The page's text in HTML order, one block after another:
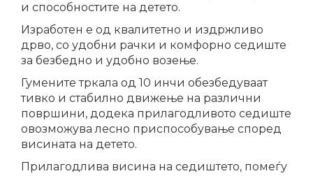
и способностите на детето.
Изработен е од квалитетно и издржливо
дрво, со удобни рачки и комфорно седиште
за безбедно и удобно возење.
Гумените тркала од 10 инчи обезбедуваат
тивко и стабилно движење на различни
површини, додека прилагодливото седиште
овозможува лесно приспособување според
висината на детето.
Прилагодлива висина на седиштето, помеѓу